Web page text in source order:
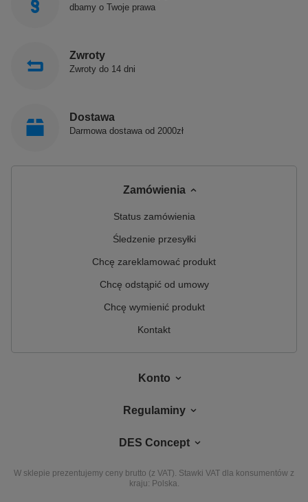
dbamy o Twoje prawa
Zwroty
Zwroty do 14 dni
Dostawa
Darmowa dostawa od 2000zł
Zamówienia
Status zamówienia
Śledzenie przesyłki
Chcę zareklamować produkt
Chcę odstąpić od umowy
Chcę wymienić produkt
Kontakt
Konto
Regulaminy
DES Concept
W sklepie prezentujemy ceny brutto (z VAT). Stawki VAT dla konsumentów z
kraju: Polska.